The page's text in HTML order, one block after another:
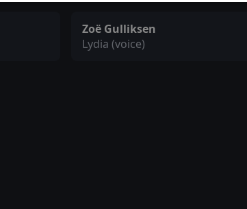
Zoë Gulliksen
Lydia (voice)